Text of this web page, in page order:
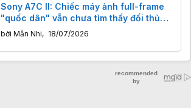
Sony A7C II: Chiếc máy ảnh full-frame
"quốc dân" vẫn chưa tìm thấy đối thủ
xứng tầm
bởi Mẫn Nhi, 18/07/2026